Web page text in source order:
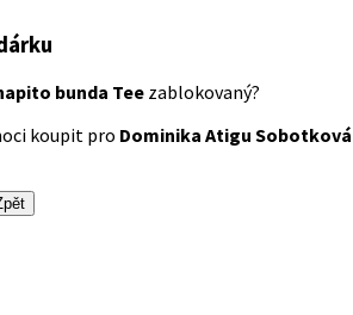
bunda Tee zablokovaný?
koupit pro Dominika Atigu Sobotková